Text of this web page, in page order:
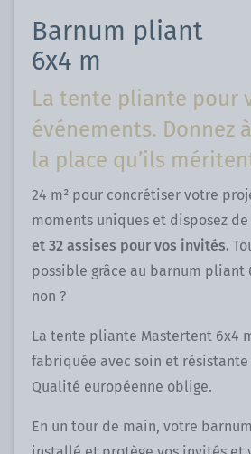
Barnum pliant
6x4 m
La tente pliante pour
événements. Donnez
la place qu’ils
24 m² pour concrétiser votre
moments uniques et disposez de
et 32 assises pour vos invités.
possible grâce au barnum pliant
non ?
La tente pliante Mastertent 6x4
fabriquée avec soin et
Qualité européenne oblige.
En un tour de main, votre